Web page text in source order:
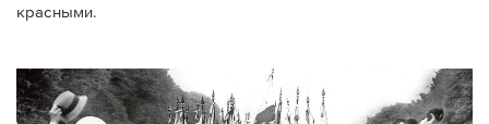
красными.